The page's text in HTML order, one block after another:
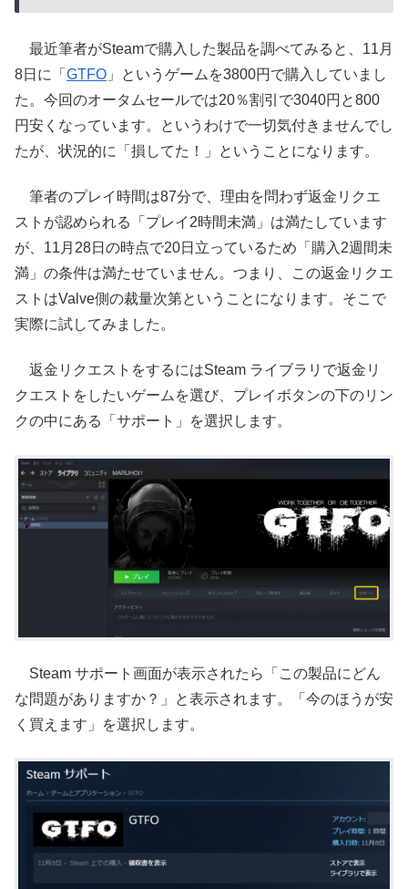
最近筆者がSteamで購入した製品を調べてみると、11月
8日に「 GTFO 」というゲームを3800円で購入していまし
た。今回のオータムセールでは20％割引で3040円と800
円安くなっています。というわけで一切気付きませんでし
たが、状況的に「損してた！」ということになります。
筆者のプレイ時間は87分で、理由を問わず返金リクエ
ストが認められる「プレイ2時間未満」は満たしています
が、11月28日の時点で20日立っているため「購入2週間未
満」の条件は満たせていません。つまり、この返金リクエ
ストはValve側の裁量次第ということになります。そこで
実際に試してみました。
返金リクエストをするにはSteam ライブラリで返金リ
クエストをしたいゲームを選び、プレイボタンの下のリン
クの中にある「サポート」を選択します。
Steam サポート画面が表示されたら「この製品にどん
な問題がありますか？」と表示されます。「今のほうが安
く買えます」を選択します。